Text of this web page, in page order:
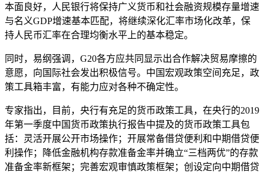
本面良好，人民银行将保持广义货币和社会融资规模存量增速
与名义GDP增速基本匹配，将继续深化汇率市场化改革，保
持人民币汇率在合理均衡水平上的基本稳定。
同时，易纲强调，G20各方应共同显示出合作解决贸易摩擦的
意愿，向国际社会发出积极信号。中国宏观政策空间充足，政
策工具箱丰富，有能力应对各种不确定性。
专家指出，目前，央行有充足的货币政策工具，在央行的2019
年第一季度中国货币政策执行报告中提及的货币政策工具包
括：灵活开展公开市场操作；开展常备借贷便利和中期借贷便
利操作；降低金融机构存款准备金率并确立“三档两优”的存款
准备金率新框架；完善宏观审慎政策框架；创设定向中期借贷